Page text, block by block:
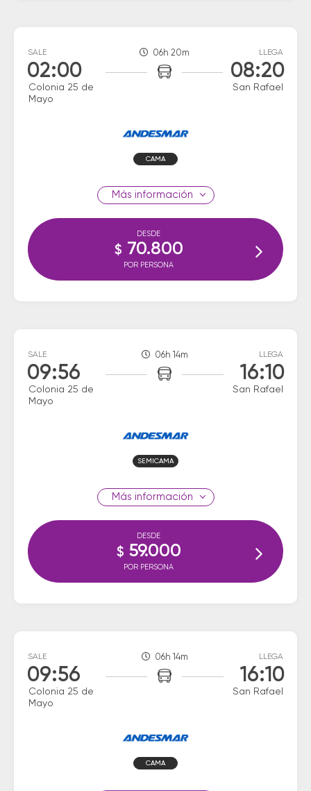
SALE
02:00
Colonia 25 de
Mayo
06h 20m LLEGA
08:20
San Rafael
CAMA
información
DESDE
$ 70.800
POR PERSONA
SALE
09:56
Colonia 25 de
Mayo
06h 14m LLEGA
16:10
San Rafael
SEMICAMA
información
DESDE
$ 59.000
POR PERSONA
SALE
09:56
Colonia 25 de
Mayo
06h 14m LLEGA
16:10
San Rafael
CAMA